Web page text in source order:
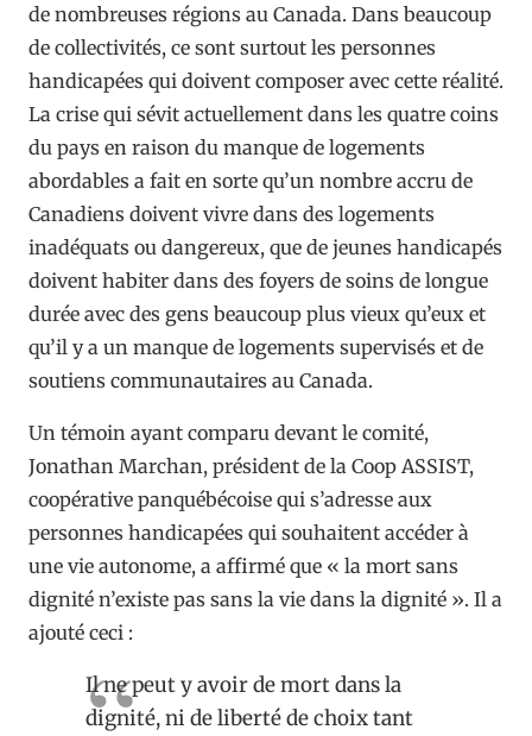
de nombreuses régions au Canada. Dans beaucoup
de collectivités, ce sont surtout les personnes
handicapées qui doivent composer avec cette réalité.
La crise qui sévit actuellement dans les quatre coins
du pays en raison du manque de logements
abordables a fait en sorte qu’un nombre accru de
Canadiens doivent vivre dans des logements
inadéquats ou dangereux, que de jeunes handicapés
doivent habiter dans des foyers de soins de longue
durée avec des gens beaucoup plus vieux qu’eux et
qu’il y a un manque de logements supervisés et de
soutiens communautaires au Canada.
Un témoin ayant comparu devant le comité,
Jonathan Marchan, président de la Coop ASSIST,
coopérative panquébécoise qui s’adresse aux
personnes handicapées qui souhaitent accéder à
une vie autonome, a affirmé que « la mort sans
dignité n’existe pas sans la vie dans la dignité ». Il a
ajouté ceci :
Il ne peut y avoir de mort dans la
dignité, ni de liberté de choix tant